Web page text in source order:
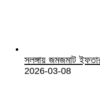
সলঙ্গায় জমজমাট
2026-03-08